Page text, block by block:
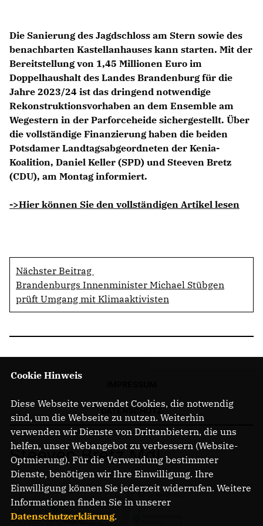
Die Sanierung des Jagdschloss am Stern sowie des
benachbarten Kastellanhauses kann starten. Mit der
Bereitstellung von 1,45 Millionen Euro im
Doppelhaushalt des Landes Brandenburg für die
Jahre 2023/24 ist das dringend notwendige
Rekonstruktionsvorhaben an dem Ensemble am
Wegestern in der Parforceheide sichergestellt. Über
die vollständige Finanzierung haben die beiden
Potsdamer Landtagsabgeordneten der Kenia-
Koalition, Daniel Keller (SPD) und Steeven Bretz
(CDU), am Montag informiert.
->Hier können Sie den vollständigen Artikel lesen
Nächster Beitrag
Brandenburgs Innenminister Michael Stübgen
prüft Umgang mit Klimaaktivisten
Steeven Bretz MdL
Cookie Hinweis
Diese Webseite verwendet Cookies, die notwendig
sind, um die Webseite zu nutzen. Weiterhin
verwenden wir Dienste von Drittanbietern, die uns
helfen, unser Webangebot zu verbessern (Website-
Optmierung). Für die Verwendung bestimmter
Dienste, benötigen wir Ihre Einwilligung. Ihre
Einwilligung können Sie jederzeit widerrufen. Weitere
Informationen finden Sie in unserer
Datenschutzerklärung.